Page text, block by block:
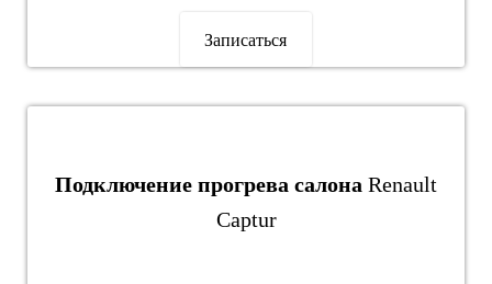
Записаться
Подключение прогрева салона Renault
Captur